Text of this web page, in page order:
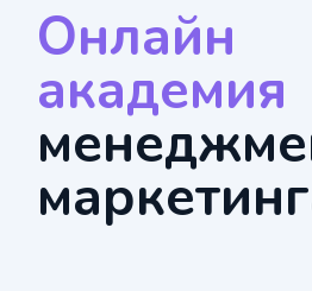
Онлайн
академия